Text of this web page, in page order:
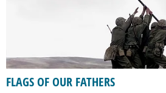
FLAGS OF OUR FATHERS